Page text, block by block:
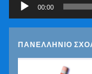
00:00
ΠΑΝΕΛΛΗΝΙΟ